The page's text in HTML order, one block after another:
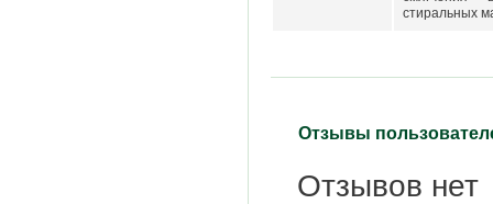
стиральных
Отзывы
Отзывов нет